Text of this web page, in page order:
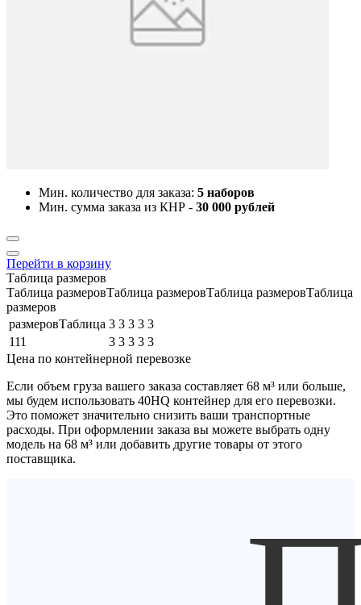
Мин. количество для заказа: 5 наборов
Мин. сумма заказа из КНР - 30 000 рублей
Перейти в корзину
Таблица размеров
Таблица размеровТаблица размеровТаблица размеровТаблица
размеров
размеровТаблица 3 3 3 3 3
111
3 3 3 3 3
Цена по контейнерной перевозке
Если объем груза вашего заказа составляет 68 м³ или больше,
мы будем использовать 40HQ контейнер для его перевозки.
Это поможет значительно снизить ваши транспортные
расходы. При оформлении заказа вы можете выбрать одну
модель на 68 м³ или добавить другие товары от этого
поставщика.